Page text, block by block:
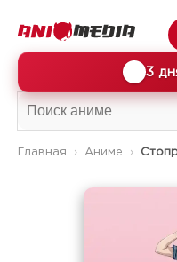
3
Главная Аниме